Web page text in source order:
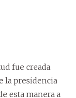
fue creada
la presidencia
esta manera a